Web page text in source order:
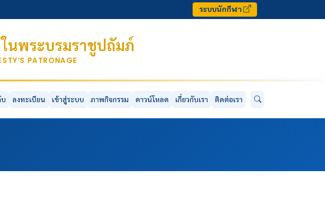
ระบบนักกีฬา
ในพระบรมราชูปถัมภ์
PATRONAGE
ลงทะเบียน เข้าสู่ระบบ ภาพกิจกรรม ดาวน์โหลด เกี่ยวกับเรา ติดต่อเรา